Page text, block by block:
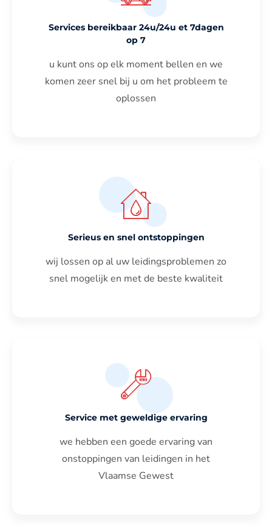
Services bereikbaar 24u/24u et 7dagen
op 7
u kunt ons op elk moment bellen en we
komen zeer snel bij u om het probleem te
oplossen
Serieus en snel ontstoppingen
wij lossen op al uw leidingsproblemen zo
snel mogelijk en met de beste kwaliteit
Service met geweldige ervaring
we hebben een goede ervaring van
onstoppingen van leidingen in het
Vlaamse Gewest